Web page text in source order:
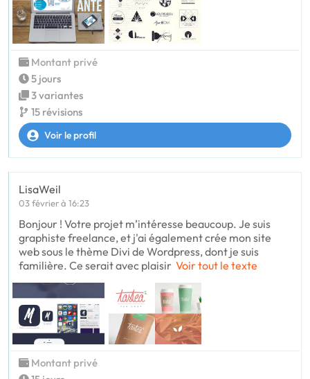
Montant privé
5 jours
3 variantes
15 révisions
Voir le profil
LisaWeil
03 février à 16:23
Bonjour ! Votre projet m’intéresse beaucoup. Je suis
graphiste freelance, et j'ai également crée mon site
web sous le thème Divi de Wordpress, dont je suis
familière. Ce serait avec plaisir Voir tout le texte
Montant privé